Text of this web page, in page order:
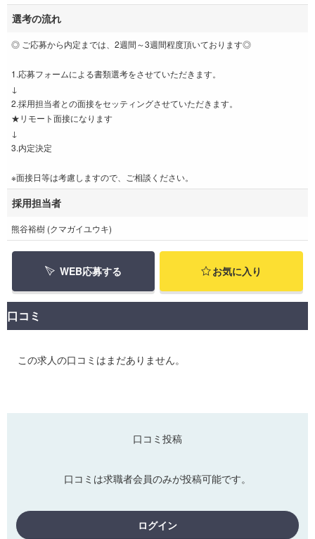
選考の流れ
◎ ご応募から内定までは、2週間～3週間程度頂いております◎
1.応募フォームによる書類選考をさせていただきます。
↓
2.採用担当者との面接をセッティングさせていただきます。
★リモート面接になります
↓
3.内定決定
※面接日等は考慮しますので、ご相談ください。
採用担当者
熊谷裕樹 (クマガイユウキ)
WEB応募する お気に入り
口コミ
この求人の口コミはまだありません。
口コミ投稿
口コミは求職者会員のみが投稿可能です。
ログイン